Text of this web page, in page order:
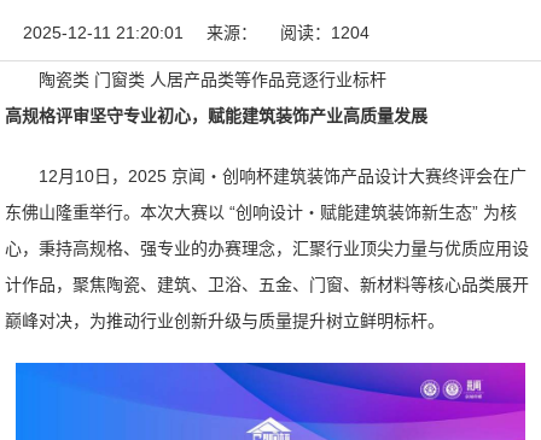
2025-12-11 21:20:01 来源： 阅读：1204
陶瓷类 门窗类 人居产品类等作品竞逐行业标杆
高规格评审坚守专业初心，赋能建筑装饰产业高质量发展
12月10日，2025 京闻・创响杯建筑装饰产品设计大赛终评会在广
东佛山隆重举行。本次大赛以 “创响设计・赋能建筑装饰新生态” 为核
心，秉持高规格、强专业的办赛理念，汇聚行业顶尖力量与优质应用设
计作品，聚焦陶瓷、建筑、卫浴、五金、门窗、新材料等核心品类展开
巅峰对决，为推动行业创新升级与质量提升树立鲜明标杆。